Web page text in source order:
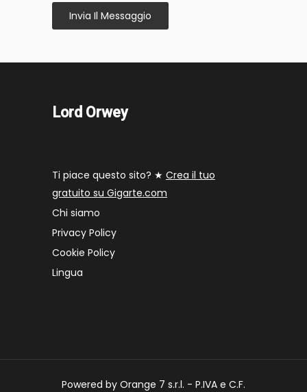
Invia Il Messaggio
Lord Orwey
Ti piace questo sito? ★ Crea il tuo
gratuito su Gigarte.com
Chi siamo
Privacy Policy
Cookie Policy
Lingua
Powered by Orange 7 s.r.l. - P.IVA e C.F.